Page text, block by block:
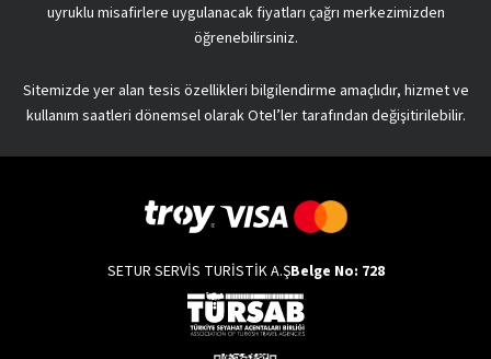
uyruklu misafirlere uygulanacak fiyatları çağrı merkezimizden
öğrenebilirsiniz.
Sitemizde yer alan tesis özellikleri bilgilendirme amaçlıdır, hizmet ve
kullanım saatleri dönemsel olarak Otel’ler tarafından değişitirilebilir.
SETUR SERVİS TURİSTİK A.ŞBelge No: 728